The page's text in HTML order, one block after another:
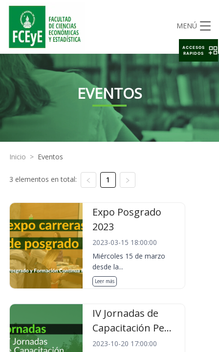
MENÚ
EVENTOS
Inicio > Eventos
3 elementos en total: 1
Expo Posgrado
2023
2023-03-15 18:00:00
Miércoles 15 de marzo
desde la...
Leer más
IV Jornadas de
Capacitación Pe...
2023-10-20 17:00:00
ACCESOS
RAPIDOS